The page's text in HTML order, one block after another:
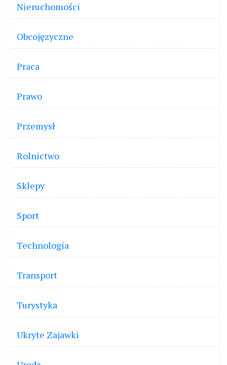
Nieruchomości
Obcojęzyczne
Praca
Prawo
Przemysł
Rolnictwo
Sklepy
Sport
Technologia
Transport
Turystyka
Ukryte Zajawki